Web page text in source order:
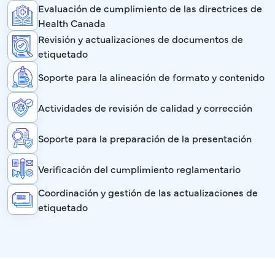
Evaluación de cumplimiento de las directrices de
Health Canada
Revisión y actualizaciones de documentos de
etiquetado
Soporte para la alineación de formato y contenido
Actividades de revisión de calidad y corrección
Soporte para la preparación de la presentación
Verificación del cumplimiento reglamentario
Coordinación y gestión de las actualizaciones de
etiquetado